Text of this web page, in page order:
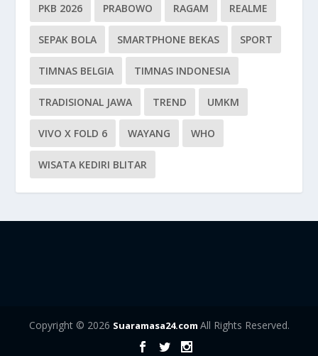
PKB 2026 PRABOWO RAGAM REALME
SEPAK BOLA SMARTPHONE BEKAS SPORT
TIMNAS BELGIA TIMNAS INDONESIA
TRADISIONAL JAWA TREND UMKM
VIVO X FOLD 6 WAYANG WHO
WISATA KEDIRI BLITAR
Copyright © 2026 Suaramasa24.com All Rights Reserved.